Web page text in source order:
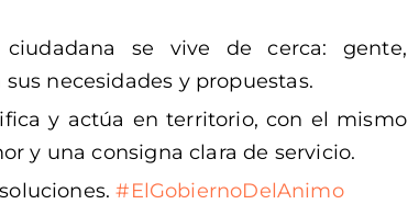
se vive de cerca: gente,
necesidades y propuestas.
y actúa en territorio, con el mismo
y una consigna clara de servicio.
#ElGobiernoDelAnimo